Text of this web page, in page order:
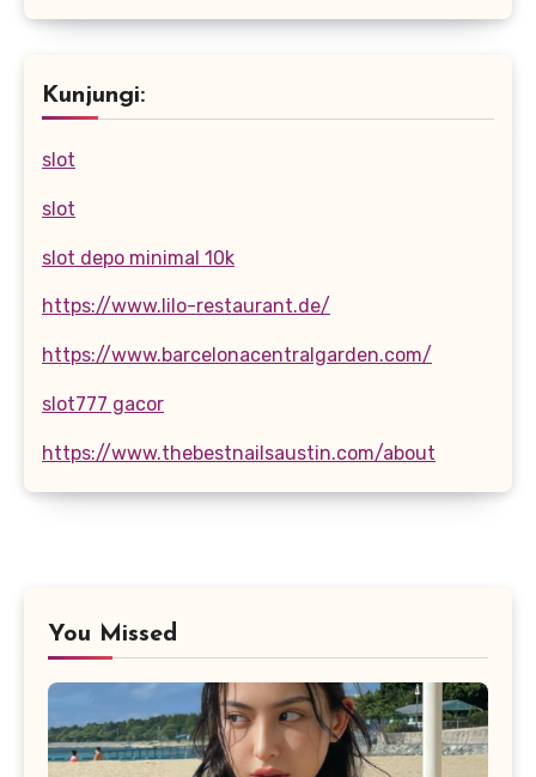
Kunjungi:
slot
slot
slot depo minimal 10k
https://www.lilo-restaurant.de/
https://www.barcelonacentralgarden.com/
slot777 gacor
https://www.thebestnailsaustin.com/about
You Missed